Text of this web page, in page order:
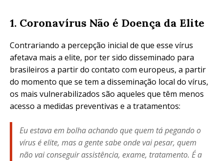
1. Coronavírus Não é Doença da Elite
Contrariando a percepção inicial de que esse vírus
afetava mais a elite, por ter sido disseminado para
brasileiros a partir do contato com europeus, a partir
do momento que se tem a disseminação local do vírus,
os mais vulnerabilizados são aqueles que têm menos
acesso a medidas preventivas e a tratamentos:
Eu estava em bolha achando que quem tá pegando o
vírus é elite, mas a gente sabe onde vai pesar, quem
não vai conseguir assistência, exame, tratamento. É a